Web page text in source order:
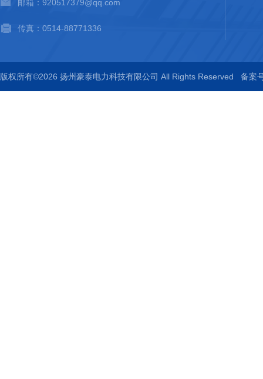
邮箱：920517379@qq.com
传真：0514-88771336
版权所有©2026 扬州豪泰电力科技有限公司 All Rights Reserved 备案